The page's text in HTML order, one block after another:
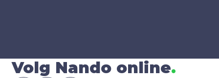
Volg Nando online.